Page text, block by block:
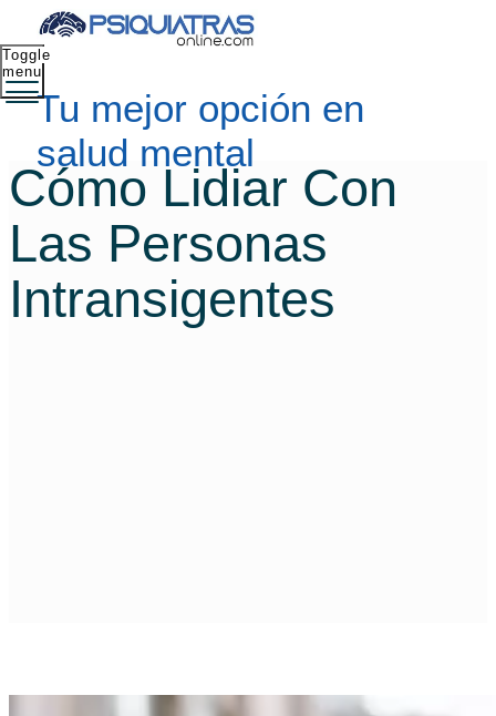
Tu mejor opción en
salud mental
Toggle
menu
Cómo Lidiar Con
Las Personas
Intransigentes